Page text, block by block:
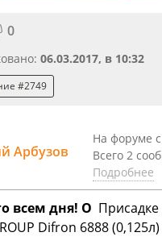
0
06.03.2017, в 10:32
#2749
Арбузов
На форуме
Всего 2
Подробнее
всем дня! О Присадке
Difron 6888 (0,125л)